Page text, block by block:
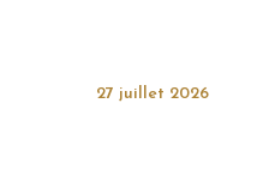
27 juillet 2026